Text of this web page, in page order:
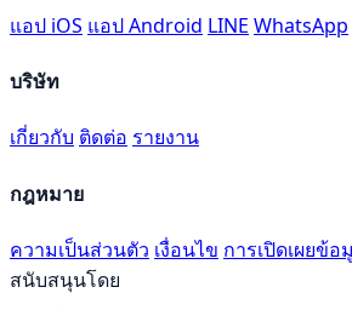
แอป iOS แอป Android LINE WhatsApp
บริษัท
เกี่ยวกับ ติดต่อ รายงาน
กฎหมาย
ความเป็นส่วนตัว เงื่อนไข การเปิดเผยข้
สนับสนุนโดย